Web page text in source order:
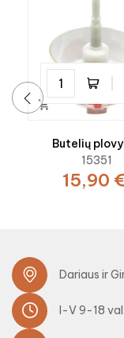

Butelių
15351
15,90
Dariaus ir
I-V 9-18